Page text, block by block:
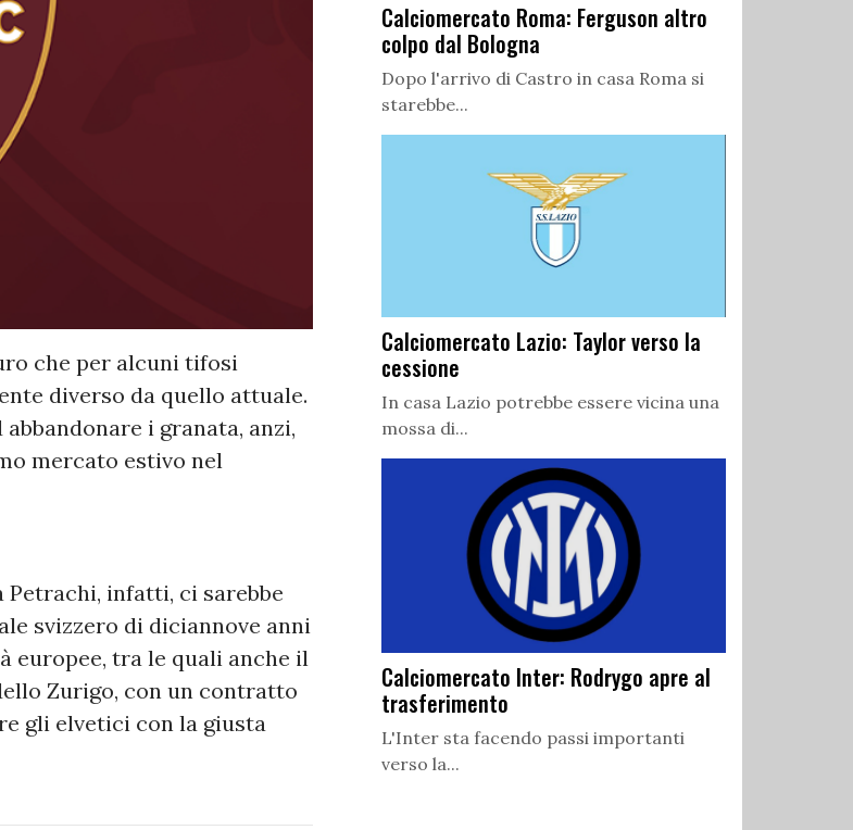
che per alcuni tifosi
diverso da quello attuale.
i granata, anzi,
mercato estivo nel
infatti, ci sarebbe
svizzero di diciannove anni
europee, tra le quali anche il
Zurigo, con un contratto
gli elvetici con la giusta
Calciomercato Roma: Ferguson altro
colpo dal Bologna
Dopo l'arrivo di Castro in casa Roma si
starebbe...
Calciomercato Lazio: Taylor verso la
cessione
In casa Lazio potrebbe essere vicina una
mossa di...
Calciomercato Inter: Rodrygo apre al
trasferimento
L'Inter sta facendo passi importanti
verso la...